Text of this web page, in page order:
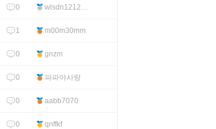
0
wlsdn12121
1 m00m30mm
0 gnzm
0 파파야사랑
0 aabb7070
0 qnffkf